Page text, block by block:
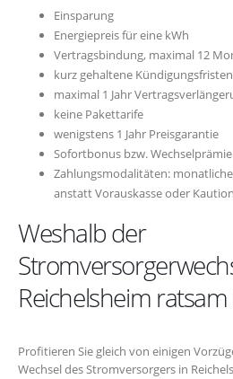
Einsparung
Energiepreis für eine kWh
Vertragsbindung, maximal 12
kurz gehaltene
maximal 1 Jahr
keine Pakettarife
wenigstens 1 Jahr Preisgarantie
Sofortbonus bzw. Wechselprämie
Zahlungsmodalitäten:
anstatt Vorauskasse oder Kaution
Weshalb der
Reichelsheim ratsam
Profitieren Sie gleich von einigen
Wechsel des Stromversorgers in